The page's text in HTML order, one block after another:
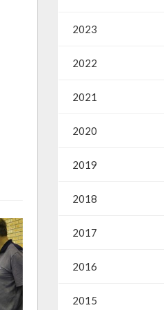
2023
2022
2021
2020
2019
2018
2017
2016
2015